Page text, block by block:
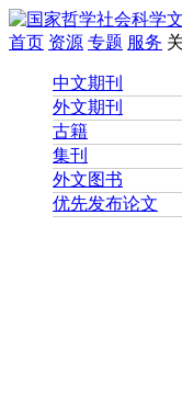
首页 资源 专题 服务
中文期刊
外文期刊
古籍
集刊
外文图书
优先发布论文